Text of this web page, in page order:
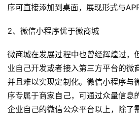
序可直接添加到桌面，展现形式与
2、微信小程序优于微商城
微商城在发展过程中也曾经辉煌过，
业自己开发或者接入第三方平台的微
并且难以实现定制化。微信小程序与
序专属于商家自己，可通过众量信息
企业自己的微信公众平台以上，除了